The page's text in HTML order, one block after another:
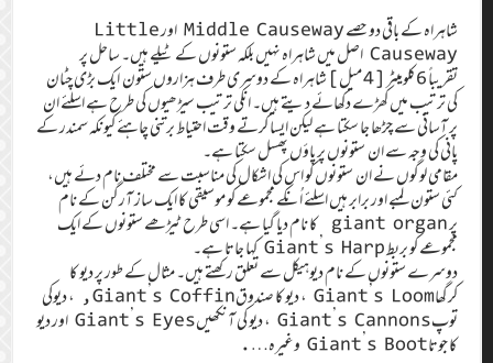
شاہراہ کے باقی دو حصے Middle Causeway اور Little
Causeway اصل میں شاہراہ نہیں بلکہ ستونوں کے ٹیلے ہیں۔‏ ساحل پر
تقریباً 6کلومیٹر [4 میل]‏ شاہراہ کے دوسری طرف ہزاروں ستون ایک بڑی چٹان
کی ترتیب میں کھڑے دکھائے دیتے ہیں۔‏ انکی ترتیب سیڑھیوں کی طرح ہے اسلئے ان
پر آسانی سے چڑھا جا سکتا ہے‏ لیکن ایسا کرتے وقت احتیاط برتنی چاہئے کیونکہ سمندر کے
پانی کی وجہ سے ان ستونوں پر پاؤں پھسل سکتا ہے۔‏
مقامی لوگوں نے ان ستونوں کو اس کی اشکال کی مناسبت سے مختلف نام دئے ہیں،
کئی ستون لمبے اور برابر ہیں اسلئے اُنکے مجموعے کو ‏موسیقی کا ایک ساز آرگن کے نام
پر giant organ ‏ کا نام دیا گیا ہے۔‏ اسی طرح ٹیڑھے ستونوں کے ایک
مجموعے کو بربط Giant’s Harp کہا جاتا ہے۔‏
دوسرے ستونوں کے نام دیوہیکل سے تعلق رکھتے ہیں۔‏ مثال کے طور پر دیو کا
کرگھاGiant’s Loom ،‏ دیو کا صندوقGiant’s Coffin, ،‏ دیوکی
توپGiant’s Cannons ،‏ دیو کی آنکھیںGiant’s Eyes اور دیو
کا جوتاGiant’s Boot وغیرہ….